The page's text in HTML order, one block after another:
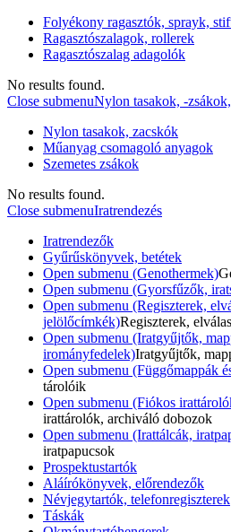
Folyékony ragasztók, sprayk,
Ragasztószalagok, rollerek
Ragasztószalag adagolók
No results found.
Close submenuNylon tasakok, -
Nylon tasakok, zacskók
Műanyag csomagoló anyagok
Szemetes zsákok
No results found.
Close submenuIratrendezés
Iratrendezők
Gyűrűskönyvek, betétek
Open submenu (Genothermek)
Open submenu (Gyorsfűzők,
Open submenu (Regiszterek,
jelölőcímkék)Regiszterek,
Open submenu (Iratgyűjtők,
irományfedelek)Iratgyűjtők,
Open submenu (Függőmappák
tárolóik
Open submenu (Fiókos
irattárolók, archiváló dobozok
Open submenu (Irattálcák,
iratpapucsok
Prospektustartók
Aláírókönyvek, előrendezők
Névjegytartók, telefonregiszterek
Táskák